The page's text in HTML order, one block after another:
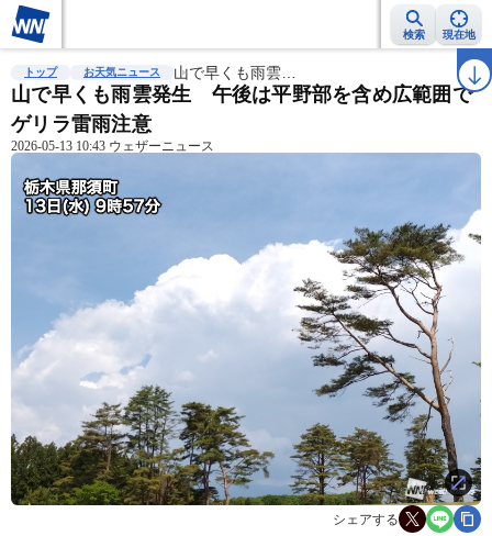
検索 現在地
雨雲レーダー 台風情報 地震情報 ラ
トップ お天気ニュース 山で早くも雨雲…
山で早くも雨雲発生 午後は平野部を含め広範囲で
ゲリラ雷雨注意
2026-05-13 10:43 ウェザーニュース
シェアする